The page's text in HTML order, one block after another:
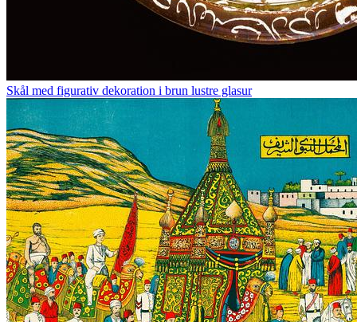
Skål med figurativ dekoration i brun lustre glasur